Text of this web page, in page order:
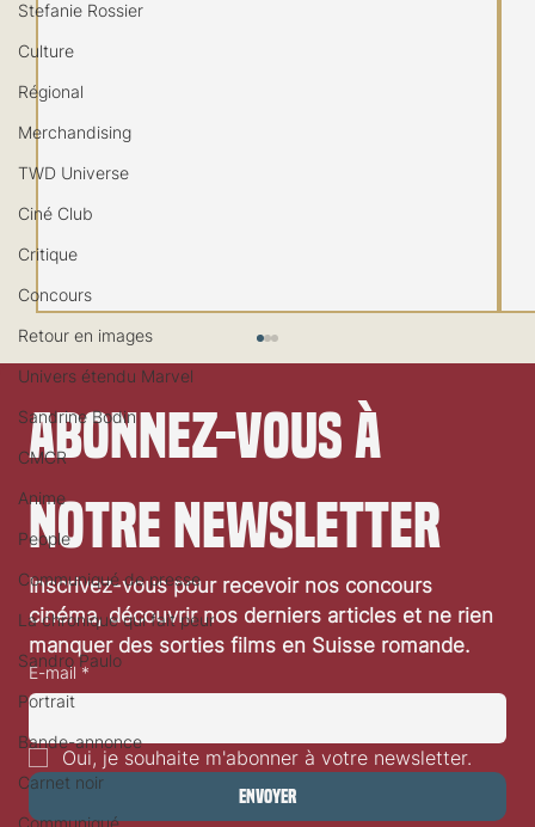
Stefanie Rossier
Culture
Régional
Merchandising
TWD Universe
Ciné Club
Critique
Concours
Retour en images
Univers étendu Marvel
Sandrine Bodin
CMCR
Anime
People
Communiqué de presse
La chronique qui fait peur
Sandro Paulo
Portrait
Bande-annonce
Carnet noir
Communiqué
Festival de Locarno 2026: Dances With Wolves
Abonnez-vous à
notre newsletter
Inscrivez-vous pour recevoir nos concours
cinéma, découvrir nos derniers articles et ne rien
manquer des sorties films en Suisse romande.
E-mail *
Oui, je souhaite m'abonner à votre newsletter.
Envoyer